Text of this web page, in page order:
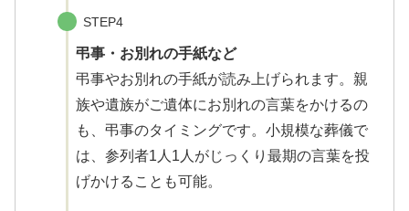
STEP4
弔事・お別れの手紙など
弔事やお別れの手紙が読み上げられます。親
族や遺族がご遺体にお別れの言葉をかけるの
も、弔事のタイミングです。小規模な葬儀で
は、参列者1人1人がじっくり最期の言葉を投
げかけることも可能。